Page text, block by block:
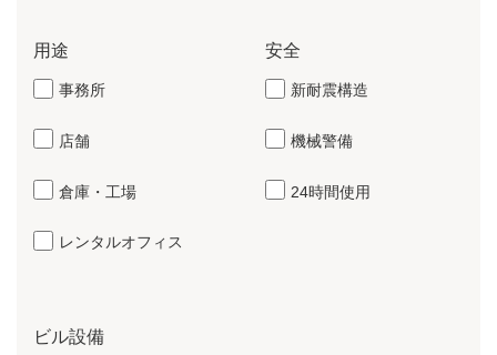
用途
事務所
店舗
倉庫・工場
レンタルオフィス
安全
新耐震構造
機械警備
24時間使用
ビル設備